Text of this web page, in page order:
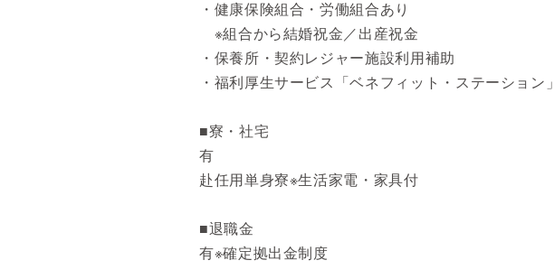
・健康保険組合・労働組合あり
※組合から結婚祝金／出産祝金
・保養所・契約レジャー施設利用補助
・福利厚生サービス「ベネフィット・ステーション」
■寮・社宅
有
赴任用単身寮※生活家電・家具付
■退職金
有※確定拠出金制度